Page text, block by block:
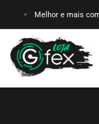
Melhor e mais